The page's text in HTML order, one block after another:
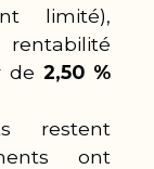
limité),
de 2,50 %
restent
ont